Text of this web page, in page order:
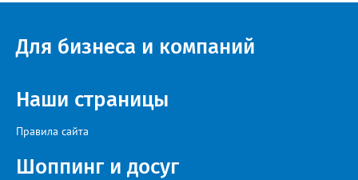
конкурса «Большая перемена» ждёт многодневное
космодроме Байконур, а также в крупных городах по дороге.
Для бизнеса и компаний
Наши страницы
Правила сайта
Шоппинг и досуг